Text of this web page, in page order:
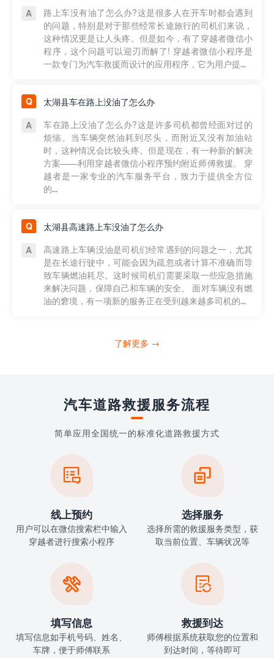
路上车没有油了怎么办?这是很多人在开车时都会遇到
的问题，特别是对于那些经常长途旅行的司机们来说，
这种情况更是让人头疼。但是如今，有了穿越者微信小
程序，这个问题可以迎刃而解了! 穿越者微信小程序是
一款专门为汽车救援而设计的应用程序，它为用户提...
太湖县车在路上没油了怎么办
车在路上没油了怎么办?这是许多司机都曾经面对过的
烦恼。当车辆突然油耗到尽头，而附近又没有加油站
时，这种情况会比较头疼。但是现在，有一种新的解决
方案——利用穿越者微信小程序预约附近师傅救援。 穿
越者是一家专业的汽车服务平台，致力于提供全方位
的...
太湖县高速路上车没油了怎么办
高速路上车辆没油是司机们经常遇到的问题之一，尤其
是在长途行驶中，可能会因为疏忽或者计算不准确而导
致车辆燃油耗尽。这时候司机们需要采取一些应急措施
来解决问题，保障自己和车辆的安全。 面对车辆没有燃
油的窘境，有一项新的服务正在受到越来越多司机的...
了解更多 →
汽车道路救援服务流程
简单应用全国统一的标准化道路救援方式

线上预约
用户可以在微信搜索栏中输入
穿越者进行搜索小程序

选择服务
选择所需的救援服务类型，获
取当前位置、车辆状况等

填写信息
填写信息如手机号码、姓名、
车牌，便于师傅联系

救援到达
师傅根据系统获取您的位置和
到达时间，等待即可